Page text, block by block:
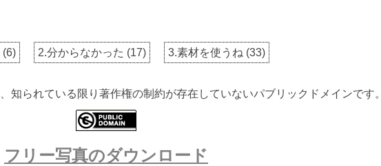
(6) 2.分からなかった (17) 3.素材を使うね (33)
知られている限り著作権の制約が存在していないパブリックドメインです。
フリー写真のダウンロード